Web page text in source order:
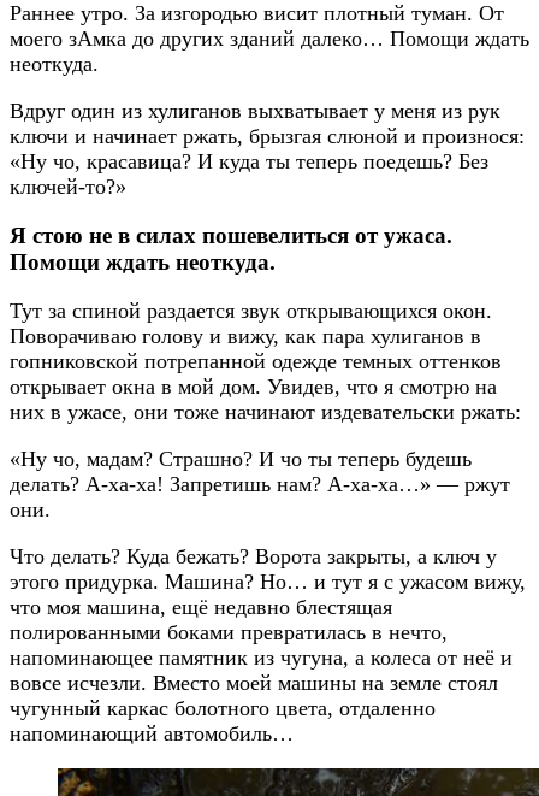
Раннее утро. За изгородью висит плотный туман. От
моего зАмка до других зданий далеко… Помощи ждать
неоткуда.
Вдруг один из хулиганов выхватывает у меня из рук
ключи и начинает ржать, брызгая слюной и произнося:
«Ну чо, красавица? И куда ты теперь поедешь? Без
ключей-то?»
Я стою не в силах пошевелиться от ужаса.
Помощи ждать неоткуда.
Тут за спиной раздается звук открывающихся окон.
Поворачиваю голову и вижу, как пара хулиганов в
гопниковской потрепанной одежде темных оттенков
открывает окна в мой дом. Увидев, что я смотрю на
них в ужасе, они тоже начинают издевательски ржать:
«Ну чо, мадам? Страшно? И чо ты теперь будешь
делать? А-ха-ха! Запретишь нам? А-ха-ха…» — ржут
они.
Что делать? Куда бежать? Ворота закрыты, а ключ у
этого придурка. Машина? Но… и тут я с ужасом вижу,
что моя машина, ещё недавно блестящая
полированными боками превратилась в нечто,
напоминающее памятник из чугуна, а колеса от неё и
вовсе исчезли. Вместо моей машины на земле стоял
чугунный каркас болотного цвета, отдаленно
напоминающий автомобиль…